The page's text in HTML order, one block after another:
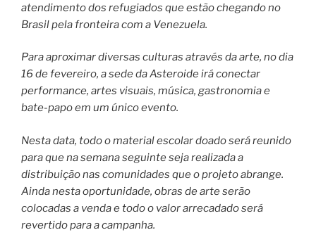
atendimento dos refugiados que estão chegando no
Brasil pela fronteira com a Venezuela.
Para aproximar diversas culturas através da arte, no dia
16 de fevereiro, a sede da Asteroide irá conectar
performance, artes visuais, música, gastronomia e
bate-papo em um único evento.
Nesta data, todo o material escolar doado será reunido
para que na semana seguinte seja realizada a
distribuição nas comunidades que o projeto abrange.
Ainda nesta oportunidade, obras de arte serão
colocadas a venda e todo o valor arrecadado será
revertido para a campanha.